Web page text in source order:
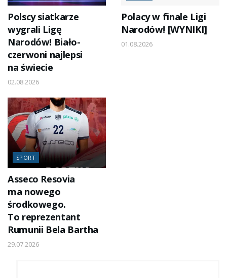
Polscy siatkarze
wygrali Ligę
Narodów! Biało-
czerwoni najlepsi
na świecie
02.08.2026
Polacy w finale Ligi
Narodów! [WYNIKI]
01.08.2026
SPORT
Asseco Resovia
ma nowego
środkowego.
To reprezentant
Rumunii Bela Bartha
29.07.2026